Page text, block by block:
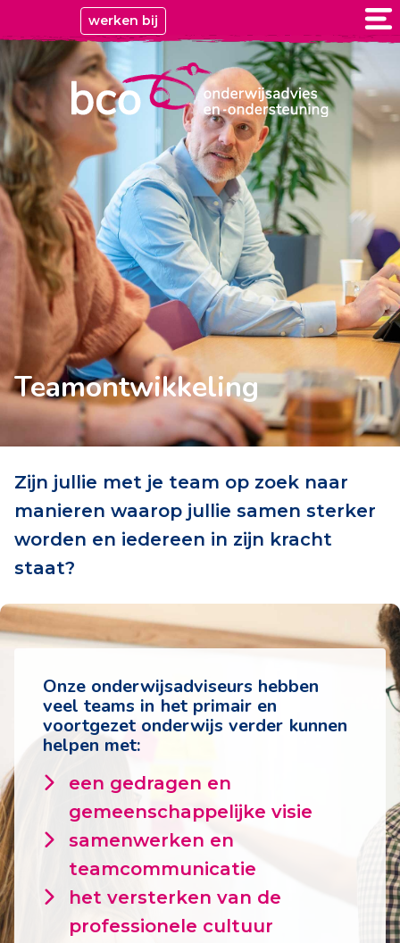
werken bij
Teamontwikkeling
Zijn jullie met je team op zoek naar
manieren waarop jullie samen sterker
worden en iedereen in zijn kracht
staat?
Onze onderwijsadviseurs hebben
veel teams in het primair en
voortgezet onderwijs verder kunnen
helpen met:
een gedragen en
gemeenschappelijke visie
samenwerken en
teamcommunicatie
het versterken van de
professionele cultuur